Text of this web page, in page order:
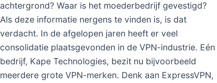
achtergrond? Waar is het moederbedrijf gevestigd?
Als deze informatie nergens te vinden is, is dat
verdacht. In de afgelopen jaren heeft er veel
consolidatie plaatsgevonden in de VPN-industrie. Eén
bedrijf, Kape Technologies, bezit nu bijvoorbeeld
meerdere grote VPN-merken. Denk aan ExpressVPN,